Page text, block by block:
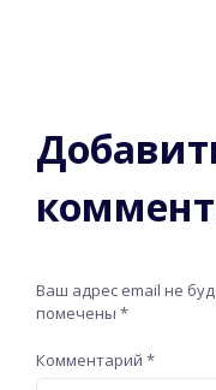
Ваш адрес email не
помечены *
Комментарий *